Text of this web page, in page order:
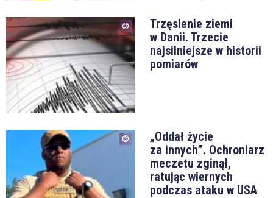
Trzęsienie ziemi
w Danii. Trzecie
najsilniejsze w historii
pomiarów
„Oddał życie
za innych”. Ochroniarz
meczetu zginął,
ratując wiernych
podczas ataku w USA